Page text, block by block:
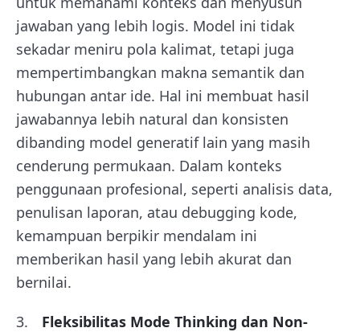
jawaban yang lebih logis. Model ini tidak
sekadar meniru pola kalimat, tetapi juga
mempertimbangkan makna semantik dan
hubungan antar ide. Hal ini membuat hasil
jawabannya lebih natural dan konsisten
dibanding model generatif lain yang masih
cenderung permukaan. Dalam konteks
penggunaan profesional, seperti analisis data,
penulisan laporan, atau debugging kode,
kemampuan berpikir mendalam ini
memberikan hasil yang lebih akurat dan
bernilai.
Fleksibilitas Mode Thinking dan Non-